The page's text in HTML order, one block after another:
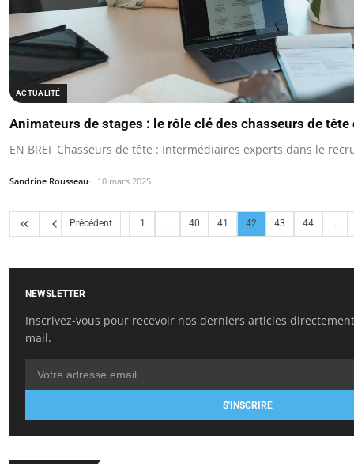
ACTUALITÉ
Animateurs de stages : le rôle clé des chasseurs de
EN BREF Chasseurs de tête : Intermédiaires experts dans le
Sandrine Rousseau 10 mars 2025
Précédent 1 ... 40 41 42 43 44 ...
NEWSLETTER
Inscrivez-vous pour recevoir nos derniers articles
mail.
S'INSCRIRE